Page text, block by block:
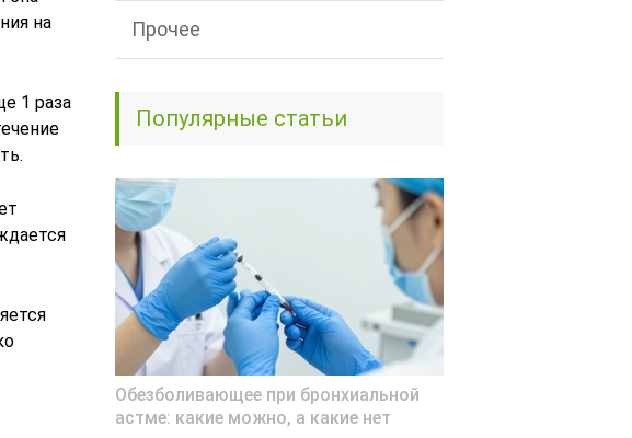
на
1 раза
Прочее
Популярные статьи
Обезболивающее при бронхиальной
астме: какие можно, а какие нет